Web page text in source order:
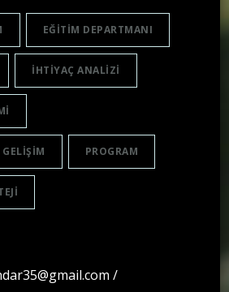
EĞITIM DEPARTMANI
IHTIYAÇ ANALIZI
PROGRAM
/